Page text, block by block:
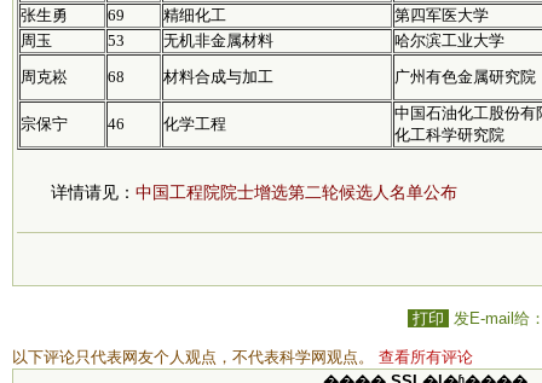
张生勇
69 精细化工
第四军医大学
周玉
53 无机非金属材料
哈尔滨工业大学
周克崧
68 材料合成与加工 广州有色金属研究院
宗保宁 46 化学工程
中国石油化工股份有
化工科学研究院
详情请见： 中国工程院院士增选第二轮候选人名单公布
打印 发E-mail给
以下评论只代表网友个人观点，不代表科学网观点。 查看所有评论